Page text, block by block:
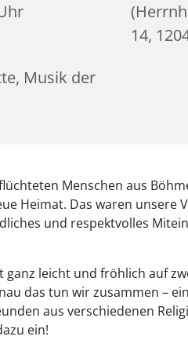
14,
Musik der
Menschen aus
Heimat. Das waren unsere
und respektvolles
ganz leicht und fröhlich auf
das tun wir zusammen –
aus verschiedenen
ein!